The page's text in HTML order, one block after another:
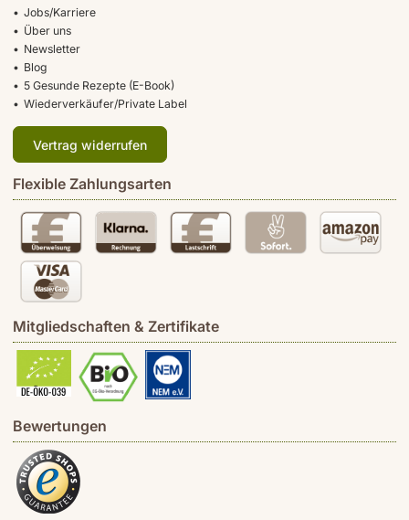
Jobs/Karriere
Über uns
Newsletter
Blog
5 Gesunde Rezepte (E-Book)
Wiederverkäufer/Private Label
Vertrag widerrufen
Flexible Zahlungsarten
Mitgliedschaften & Zertifikate
Bewertungen